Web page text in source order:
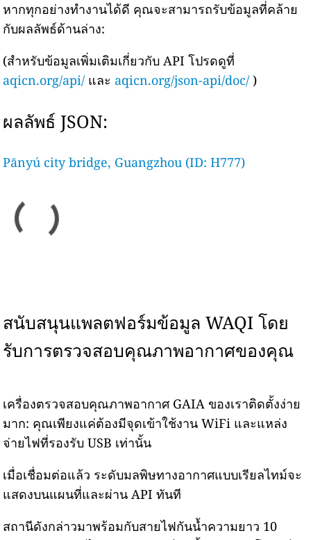
หากทุกอย่างทำงานได้ดี คุณจะสามารถรับข้อมูลที่คล้าย
กับผลลัพธ์ด้านล่าง:
(สำหรับข้อมูลเพิ่มเติมเกี่ยวกับ API โปรดดูที่
aqicn.org/api/ และ aqicn.org/json-api/doc/ )
ผลลัพธ์ JSON:
Pānyú city bridge, Guangzhou (ID: H777)
สนับสนุนแพลตฟอร์มข้อมูล WAQI โดย
รับการตรวจสอบคุณภาพอากาศของคุณ
เครื่องตรวจสอบคุณภาพอากาศ GAIA ของเราติดตั้งง่าย
มาก: คุณเพียงแค่ต้องมีจุดเข้าใช้งาน WiFi และแหล่ง
จ่ายไฟที่รองรับ USB เท่านั้น
เมื่อเชื่อมต่อแล้ว ระดับมลพิษทางอากาศแบบเรียลไทม์จะ
แสดงบนแผนที่และผ่าน API ทันที
สถานีดังกล่าวมาพร้อมกับสายไฟกันน้ำความยาว 10